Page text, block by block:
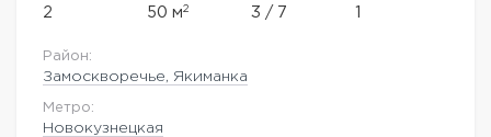
2 50 м2 3 / 7 1
Район:
Замоскворечье, Якиманка
Метро:
Новокузнецкая